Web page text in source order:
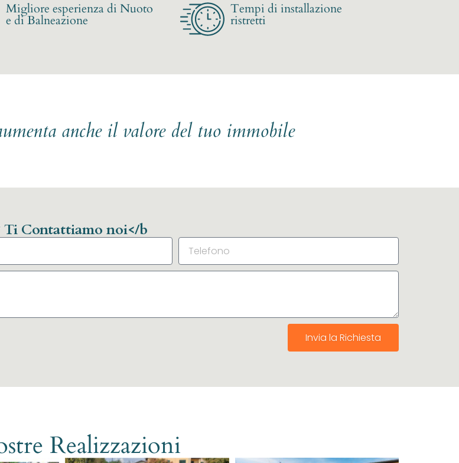
Migliore esperienza di Nuoto
e di Balneazione
Tempi di installazione
ristretti
anche il valore del tuo immobile
Ti Contattiamo noi</b
Invia la Richiesta
Realizzazioni